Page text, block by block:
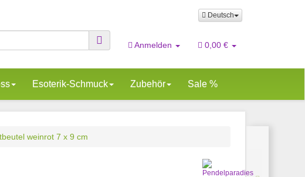
Deutsch
Anmelden 0,00 €
Esoterik-Schmuck Zubehör Sale %
weinrot 7 x 9 cm